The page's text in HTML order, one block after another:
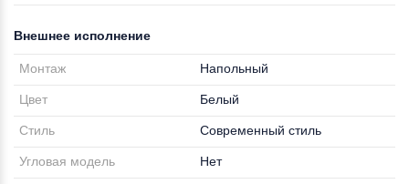
Внешнее исполнение
Монтаж Напольный
Цвет Белый
Стиль Современный стиль
Угловая модель Нет